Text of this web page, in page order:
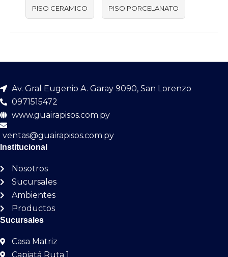
PISO CERAMICO PISO PORCELANATO
Av. Gral Eugenio A. Garay 9090, San Lorenzo
0971515472
www.guairapisos.com.py
ventas@guairapisos.com.py
Institucional
Nosotros
Sucursales
Ambientes
Productos
Sucursales
Casa Matriz
Capiatá Ruta 1